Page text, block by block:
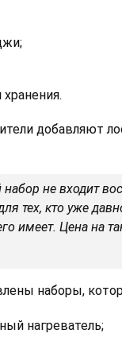
добавляют
не входит
тех, кто уже
имеет. Цена на
наборы,
нагреватель;